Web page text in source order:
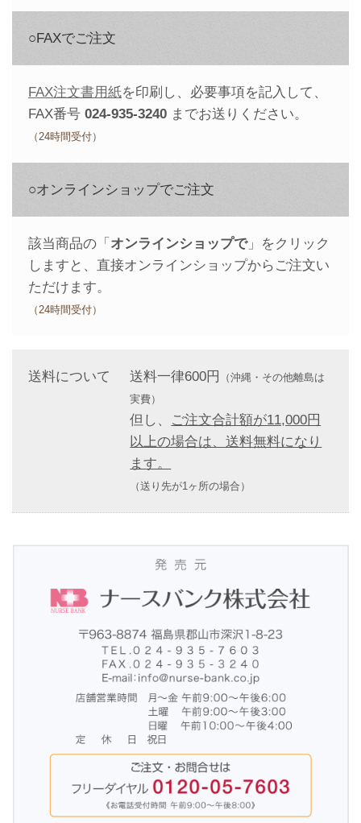
○FAXでご注文
FAX注文書用紙を印刷し、必要事項を記入して、
FAX番号 024-935-3240 までお送りください。
（24時間受付）
○オンラインショップでご注文
該当商品の「 オンラインショップで」をクリック
しますと、直接オンラインショップからご注文い
ただけます。
（24時間受付）
送料について 送料一律600円
（沖縄・その他離島は
実費）
但し、 ご注文合計額が11,000円
以上の場合は、送料無料になり
ます。
（送り先が1ヶ所の場合）